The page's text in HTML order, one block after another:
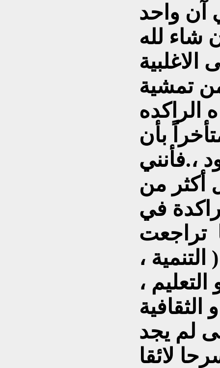
شاء لله
تمشية
بأن
،.فأنني
أكثر من
راكدة في
تراجعت
،
التعليم ،
الثقافية
لم يجد
لائقا